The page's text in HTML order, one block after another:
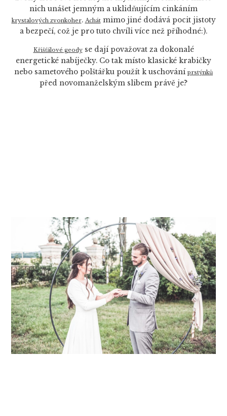
nich unášet jemným a uklidňujícím cinkáním
krystalových zvonkoher. Achátmimo jiné dodává pocit jistoty
a bezpečí, což je pro tuto chvíli více než příhodné:).
Křišťálové geodyse dají považovat za dokonalé
energetické nabíječky. Co tak místo klasické krabičky
nebo sametového polštářku použít k uschování prstýnků
před novomanželským slibem právě je?